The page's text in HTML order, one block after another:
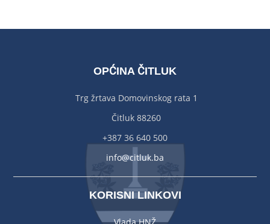
OPĆINA ČITLUK
Trg žrtava Domovinskog rata 1
Čitluk 88260
+387 36 640 500
info@citluk.ba
KORISNI LINKOVI